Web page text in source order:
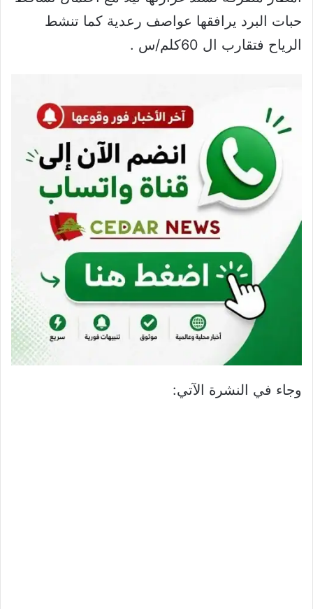
حبات البرد يرافقها عواصف رعدية كما تنشط
الرياح فتقارب ال 60كلم/س .
وجاء في النشرة الآتي: